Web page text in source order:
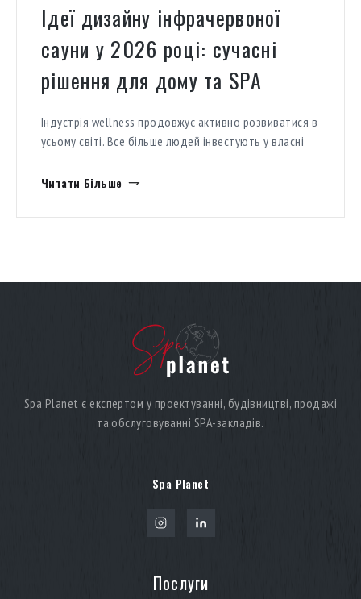
Ідеї дизайну інфрачервоної
сауни у 2026 році: сучасні
рішення для дому та SPA
Індустрія wellness продовжує активно розвиватися в
усьому світі. Все більше людей інвестують у власні
про здоров’я. Саме тому інфрачервона сауна у 2026
житлових і комерційних об’єктів. Сьогодні
Читати Більше
Spa Planet є експертом у проектуванні, будівництві, продажі
та обслуговуванні SPA-закладів.
Spa Planet
Послуги